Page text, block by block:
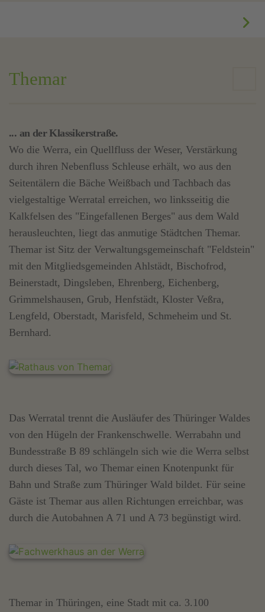
Themar
... an der Klassikerstraße.
Wo die Werra, ein Quellfluss der Weser, Verstärkung
durch ihren Nebenfluss Schleuse erhält, wo aus den
Seitentälern die Bäche Weißbach und Tachbach das
vielgestaltige Werratal erreichen, wo linksseitig die
Kalkfelsen des "Eingefallenen Berges" aus dem Wald
herausleuchten, liegt das anmutige Städtchen Themar.
Themar ist Sitz der Verwaltungsgemeinschaft "Feldstein"
mit den Mitgliedsgemeinden Ahlstädt, Bischofrod,
Beinerstadt, Dingsleben, Ehrenberg, Eichenberg,
Grimmelshausen, Grub, Henfstädt, Kloster Veßra,
Lengfeld, Oberstadt, Marisfeld, Schmeheim und St.
Bernhard.
Das Werratal trennt die Ausläufer des Thüringer Waldes
von den Hügeln der Frankenschwelle. Werrabahn und
Bundesstraße B 89 schlängeln sich wie die Werra selbst
durch dieses Tal, wo Themar einen Knotenpunkt für
Bahn und Straße zum Thüringer Wald bildet. Für seine
Gäste ist Themar aus allen Richtungen erreichbar, was
durch die Autobahnen A 71 und A 73 begünstigt wird.
Themar in Thüringen, eine Stadt mit ca. 3.100